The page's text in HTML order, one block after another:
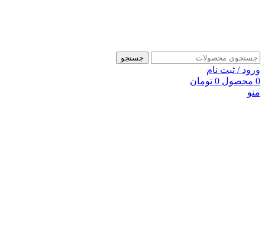
جستجو
ورود / ثبت نام
0 محصول 0 تومان
منو